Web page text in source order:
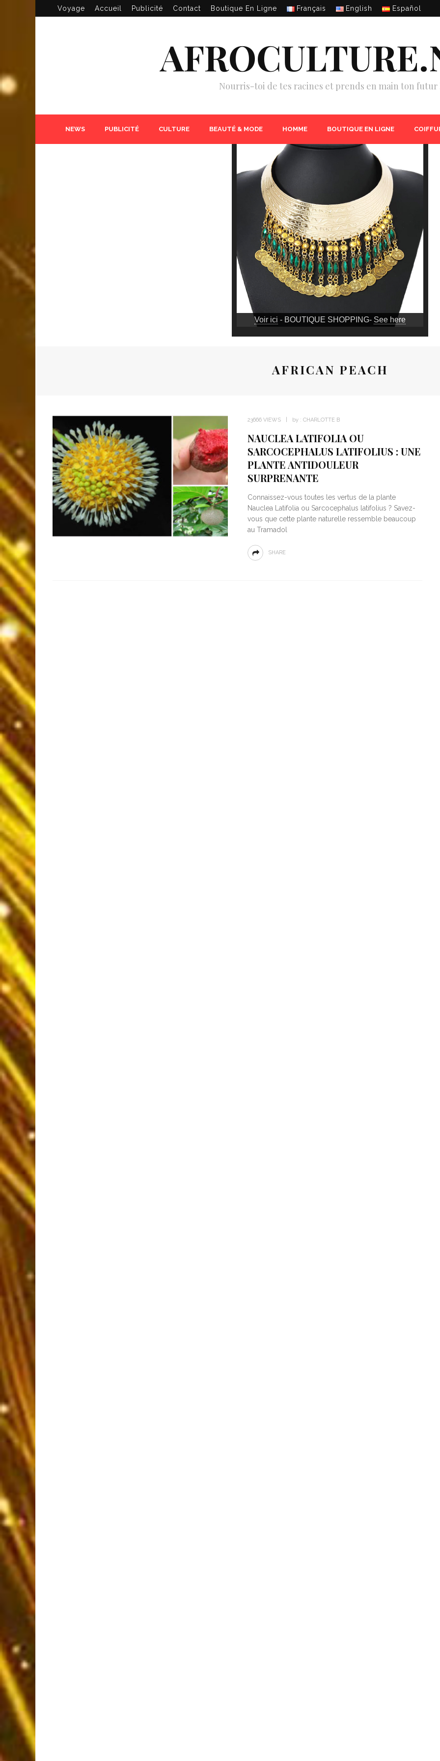
Voyage Accueil Publicité Contact Boutique En Ligne Français English Español
Nourris-toi de tes racines et prends en main ton futur
NEWS PUBLICITÉ CULTURE BEAUTÉ & MODE HOMME BOUTIQUE EN LIGNE
Voir ici - BOUTIQUE SHOPPING- See here
AFRICAN PEACH
23666 VIEWS by : CHARLOTTE B
NAUCLEA LATIFOLIA OU
SARCOCEPHALUS LATIFOLIUS : UNE
PLANTE ANTIDOULEUR
SURPRENANTE
Connaissez-vous toutes les vertus de la plante
Nauclea Latifolia ou Sarcocephalus latifolius ? Savez-
vous que cette plante naturelle ressemble beaucoup
au Tramadol
SHARE